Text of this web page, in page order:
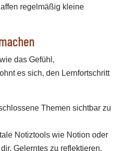
regelmäßig kleine
das Gefühl,
es sich, den Lernfortschritt
Themen sichtbar zu
Notiztools wie Notion oder
Gelerntes zu reflektieren.